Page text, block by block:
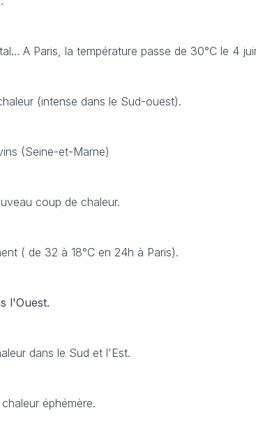
A Paris, la température passe de 30°C le 4
(intense dans le Sud-ouest).
(Seine-et-Marne)
coup de chaleur.
( de 32 à 18°C en 24h à Paris).
l'Ouest.
dans le Sud et l'Est.
éphémère.